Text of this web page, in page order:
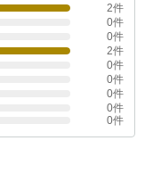
2件
0件
0件
2件
0件
0件
0件
0件
0件